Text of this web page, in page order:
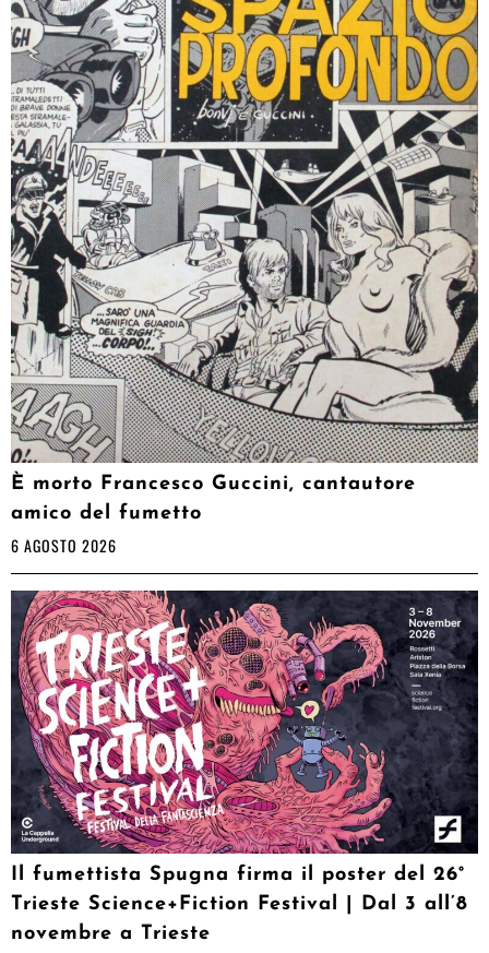
È morto Francesco Guccini, cantautore
amico del fumetto
6 AGOSTO 2026
Il fumettista Spugna firma il poster del 26°
Trieste Science+Fiction Festival | Dal 3 all’8
novembre a Trieste